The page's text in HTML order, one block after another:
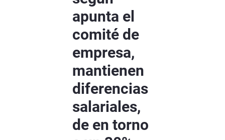
apunta el
comité de
empresa,
mantienen
diferencias
salariales,
de en torno